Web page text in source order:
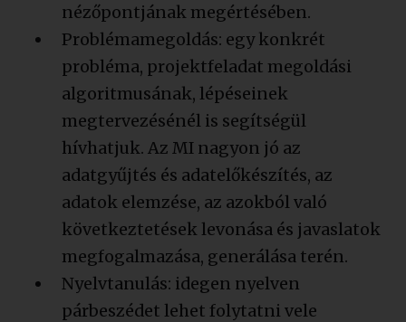
nézőpontjának megértésében.
Problémamegoldás: egy konkrét
probléma, projektfeladat megoldási
algoritmusának, lépéseinek
megtervezésénél is segítségül
hívhatjuk. Az MI nagyon jó az
adatgyűjtés és adatelőkészítés, az
adatok elemzése, az azokból való
következtetések levonása és javaslatok
megfogalmazása, generálása terén.
Nyelvtanulás: idegen nyelven
párbeszédet lehet folytatni vele